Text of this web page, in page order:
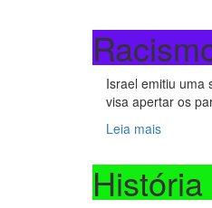
Israel emitiu uma
visa apertar os
Leia mais
História